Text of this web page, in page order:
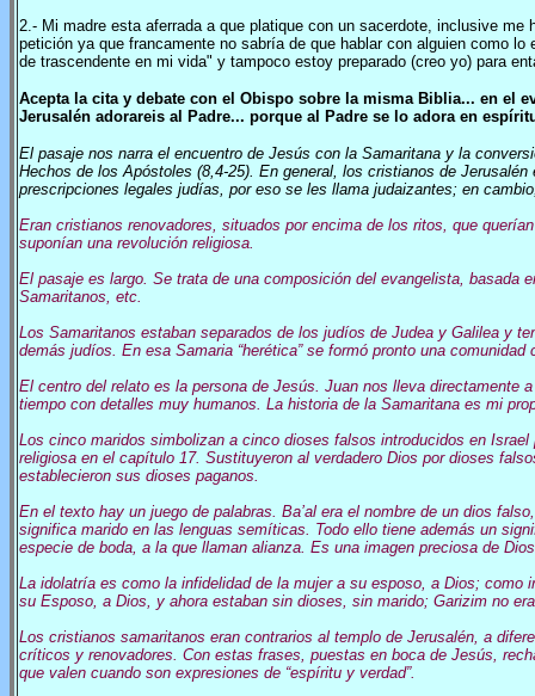
2.- Mi madre esta aferrada a que platique con un sacerdote, inclusive
petición ya que francamente no sabría de que hablar con alguien como
de trascendente en mi vida" y tampoco estoy preparado (creo yo) para
Acepta la cita y debate con el Obispo sobre la misma Biblia... en el
Jerusalén adorareis al Padre... porque al Padre se lo adora en
El pasaje nos narra el encuentro de Jesús con la Samaritana y la
Hechos de los Apóstoles (8,4-25). En general, los cristianos de
prescripciones legales judías, por eso se les llama judaizantes; en
Eran cristianos renovadores, situados por encima de los ritos, que
suponían una revolución religiosa.
El pasaje es largo. Se trata de una composición del evangelista, basada
Samaritanos, etc.
Los Samaritanos estaban separados de los judíos de Judea y Galilea y
demás judíos. En esa Samaria “herética” se formó pronto una comunidad
El centro del relato es la persona de Jesús. Juan nos lleva
tiempo con detalles muy humanos. La historia de la Samaritana es mi
Los cinco maridos simbolizan a cinco dioses falsos introducidos en
religiosa en el capítulo 17. Sustituyeron al verdadero Dios por dioses
establecieron sus dioses paganos.
En el texto hay un juego de palabras. Ba’al era el nombre de un dios
significa marido en las lenguas semíticas. Todo ello tiene además un
especie de boda, a la que llaman alianza. Es una imagen preciosa de
La idolatría es como la infidelidad de la mujer a su esposo, a Dios;
su Esposo, a Dios, y ahora estaban sin dioses, sin marido; Garizim no
Los cristianos samaritanos eran contrarios al templo de Jerusalén, a
críticos y renovadores. Con estas frases, puestas en boca de Jesús,
que valen cuando son expresiones de “espíritu y verdad”.